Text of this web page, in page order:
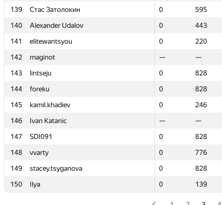
139
Стас Затолокин 0
595
140
Alexander Udalov 0
443
141
elitewantsyou 0
220
142
maginot —
—
143
lintseju 0
828
144
foreku 0
828
145
kamil.khadiev 0
246
146
Ivan Katanic —
—
147
SDI091 0
828
148
vvarty 0
776
149
stacey.tsyganova 0
828
150
Ilya 0 139
139
Стас Затолокин 0
595
140
Alexander Udalov 0
443
141
elitewantsyou 0
220
142
maginot —
—
143
lintseju 0
828
144
foreku 0
828
145
kamil.khadiev 0
246
146
Ivan Katanic —
—
147
SDI091 0
828
148
vvarty 0
776
149
stacey.tsyganova 0
828
150
Ilya 0 139